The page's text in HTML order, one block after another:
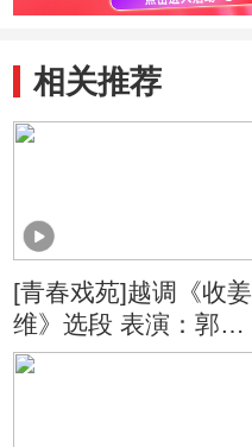
相关推荐
[青春戏苑]越调《收姜
维》选段 表演：郭丁
菲